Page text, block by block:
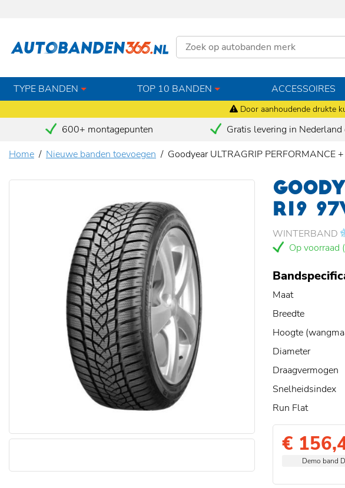
Door aanhoudende drukte
TYPE BANDEN TOP 10 BANDEN ACCESSOIRES
600+ montagepunten Gratis levering in
Home
Nieuwe banden toevoegen Goodyear ULTRAGRIP
R19
WINTERBAND
Op voorraad
Maat
Breedte
Hoogte
Diameter
Draagvermogen
Snelheidsindex
Run Flat
€
Demo band